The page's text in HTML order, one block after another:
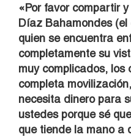
«Por favor compartir
Díaz Bahamondes (el
quien se encuentra
completamente su
muy complicados, los
completa
necesita dinero para
ustedes porque sé
que tiende la mano a